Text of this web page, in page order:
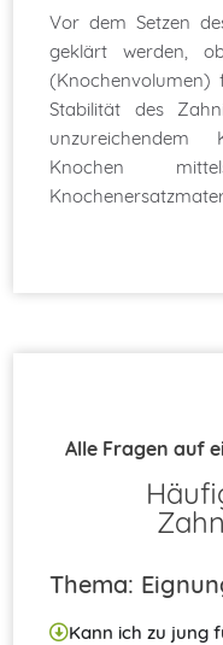
Vor dem Setzen
geklärt werden,
Stabilität des
Knochen
Alle Fragen auf
Thema:
Kann ich zu jung